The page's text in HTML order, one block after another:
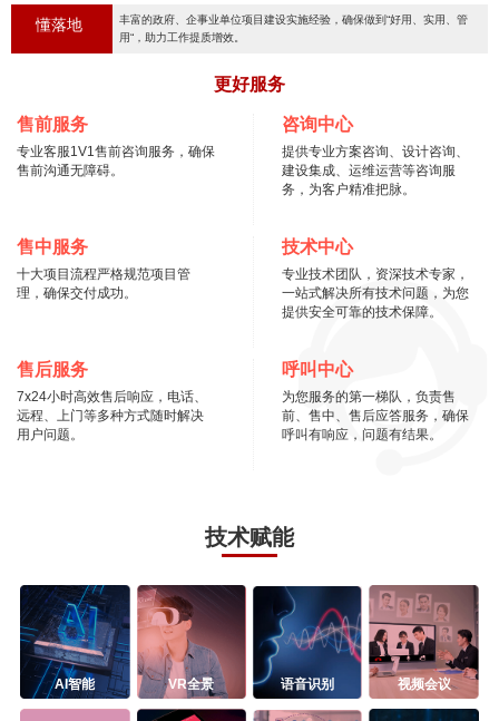
懂落地
丰富的政府、企事业单位项目建设实施经验，确保做到“好用、实用、管
用“，助力工作提质增效。
更好服务
售前服务
专业客服1V1售前咨询服务，确保
售前沟通无障碍。
咨询中心
提供专业方案咨询、设计咨询、
建设集成、运维运营等咨询服
务，为客户精准把脉。
售中服务
十大项目流程严格规范项目管
理，确保交付成功。
技术中心
专业技术团队，资深技术专家，
一站式解决所有技术问题，为您
提供安全可靠的技术保障。
售后服务
7x24小时高效售后响应，电话、
远程、上门等多种方式随时解决
用户问题。
呼叫中心
为您服务的第一梯队，负责售
前、售中、售后应答服务，确保
呼叫有响应，问题有结果。
技术赋能
AI智能 VR全景 语音识别 视频会议